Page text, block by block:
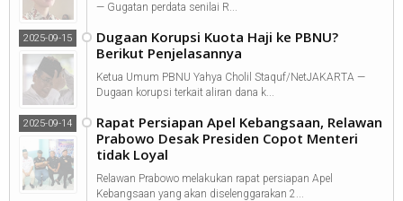
— Gugatan perdata senilai R...
Dugaan Korupsi Kuota Haji ke PBNU?
Berikut Penjelasannya
2025-09-15
Ketua Umum PBNU Yahya Cholil Staquf/NetJAKARTA —
Dugaan korupsi terkait aliran dana k...
Rapat Persiapan Apel Kebangsaan, Relawan
Prabowo Desak Presiden Copot Menteri
tidak Loyal
2025-09-14
Relawan Prabowo melakukan rapat persiapan Apel
Kebangsaan yang akan diselenggarakan 2...